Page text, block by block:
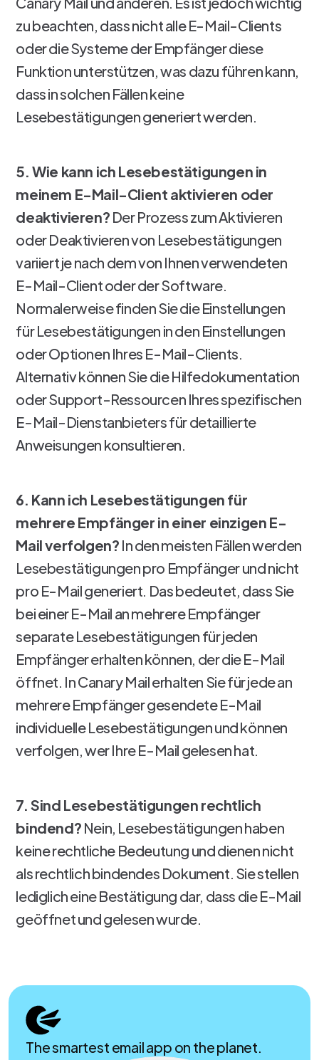
zu beachten, dass nicht alle E-Mail-Clients
oder die Systeme der Empfänger diese
Funktion unterstützen, was dazu führen kann,
dass in solchen Fällen keine
Lesebestätigungen generiert werden.
5. Wie kann ich Lesebestätigungen in
meinem E-Mail-Client aktivieren oder
deaktivieren? Der Prozess zum Aktivieren
oder Deaktivieren von Lesebestätigungen
variiert je nach dem von Ihnen verwendeten
E-Mail-Client oder der Software.
Normalerweise finden Sie die Einstellungen
für Lesebestätigungen in den Einstellungen
oder Optionen Ihres E-Mail-Clients.
Alternativ können Sie die Hilfedokumentation
oder Support-Ressourcen Ihres spezifischen
E-Mail-Dienstanbieters für detaillierte
Anweisungen konsultieren.
6. Kann ich Lesebestätigungen für
mehrere Empfänger in einer einzigen E-
Mail verfolgen? In den meisten Fällen werden
Lesebestätigungen pro Empfänger und nicht
pro E-Mail generiert. Das bedeutet, dass Sie
bei einer E-Mail an mehrere Empfänger
separate Lesebestätigungen für jeden
Empfänger erhalten können, der die E-Mail
öffnet. In Canary Mail erhalten Sie für jede an
mehrere Empfänger gesendete E-Mail
individuelle Lesebestätigungen und können
verfolgen, wer Ihre E-Mail gelesen hat.
7. Sind Lesebestätigungen rechtlich
bindend? Nein, Lesebestätigungen haben
keine rechtliche Bedeutung und dienen nicht
als rechtlich bindendes Dokument. Sie stellen
lediglich eine Bestätigung dar, dass die E-Mail
geöffnet und gelesen wurde.
The smartest email app on the planet.